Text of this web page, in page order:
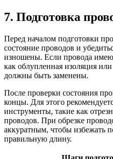
7. Подготовка
Перед началом подготовки
состояние проводов и
изношены. Если провода
как облупленная изоляция
должны быть заменены.
После проверки состояния
концы. Для этого
инструменты, такие как
проводов. При обрезке
аккуратным, чтобы избежать
правильную длину.